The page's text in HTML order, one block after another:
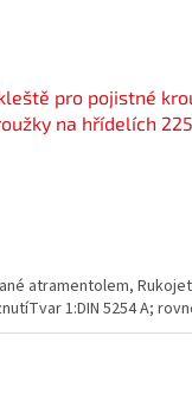
pro pojistné
na hřídelích 225
atramentolem,
1:DIN 5254 A;